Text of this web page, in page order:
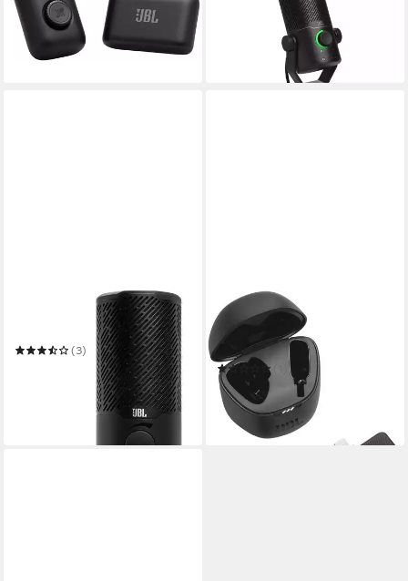
Easysing Mic Mini
129,13 €
in 2-3 Werktagen bei dir
STREAM STUDIO
UVP 149,99 €
in 3-4 Werktagen bei dir
Mikrofon Quantum Stream
(3)
99,00 €
in 3-4 Werktagen bei dir
JBL
Mikrofon Quantum Stream
Wireless Lightning
111,12 € UVP 129,99 €
-15%
in 3-4 Werktagen bei dir